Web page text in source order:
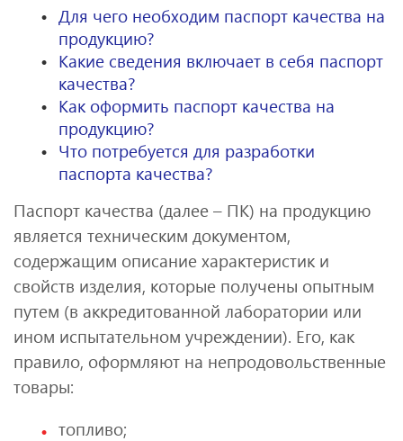
Для чего необходим паспорт качества на
продукцию?
Какие сведения включает в себя паспорт
качества?
Как оформить паспорт качества на
продукцию?
Что потребуется для разработки
паспорта качества?
Паспорт качества (далее – ПК) на продукцию
является техническим документом,
содержащим описание характеристик и
свойств изделия, которые получены опытным
путем (в аккредитованной лаборатории или
ином испытательном учреждении). Его, как
правило, оформляют на непродовольственные
товары:
топливо;